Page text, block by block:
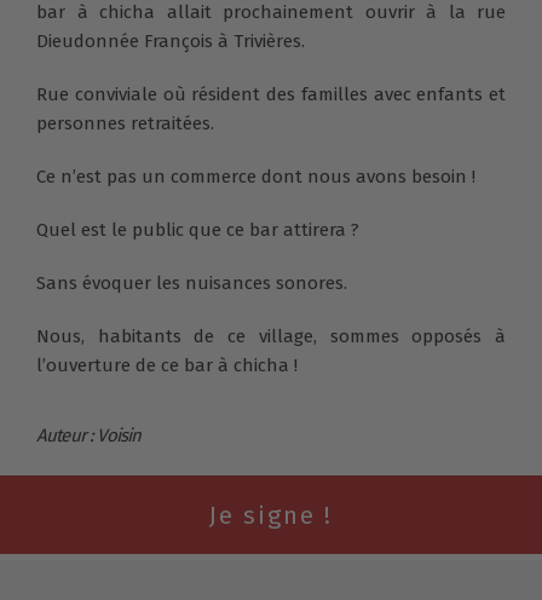
bar à chicha allait prochainement ouvrir à la rue
Dieudonnée François à Trivières.
Rue conviviale où résident des familles avec enfants et
personnes retraitées.
Ce n’est pas un commerce dont nous avons besoin !
Quel est le public que ce bar attirera ?
Sans évoquer les nuisances sonores.
Nous, habitants de ce village, sommes opposés à
l’ouverture de ce bar à chicha !
Auteur : Voisin